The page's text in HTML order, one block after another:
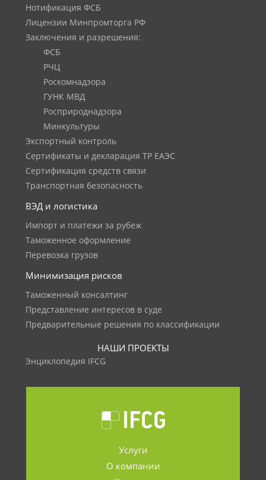
Нотификация ФСБ
Лицензии Минпромторга РФ
Заключения и разрешения:
ФСБ
РЧЦ
Роскомнадзора
ГУНК МВД
Росприроднадзора
Минкультуры
Экспортный контроль
Сертификаты и декларация ТР ЕАЭС
Сертификация средств связи
Транспортная безопасность
ВЭД и логистика
Импорт и платежи за рубеж
Таможенное оформление
Перевозка грузов
Минимизация рисков
Таможенный консалтинг
Представление интересов в суде
Предварительные решения по классификации
НАШИ ПРОЕКТЫ
Энциклопедия IFCG
Услуги
О компании